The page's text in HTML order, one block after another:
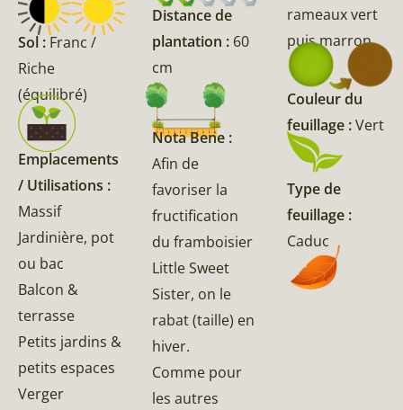
Sol : Franc /
Riche
(équilibré)
Emplacements
/ Utilisations :
Massif
Jardinière, pot
ou bac
Balcon &
terrasse
Petits jardins &
petits espaces
Verger
Distance de
plantation : 60
cm
Nota Bene :
Afin de
favoriser la
fructification
du framboisier
Little Sweet
Sister, on le
rabat (taille) en
hiver.
Comme pour
les autres
rameaux vert
puis marron
Couleur du
feuillage :Vert
Type de
feuillage :
Caduc